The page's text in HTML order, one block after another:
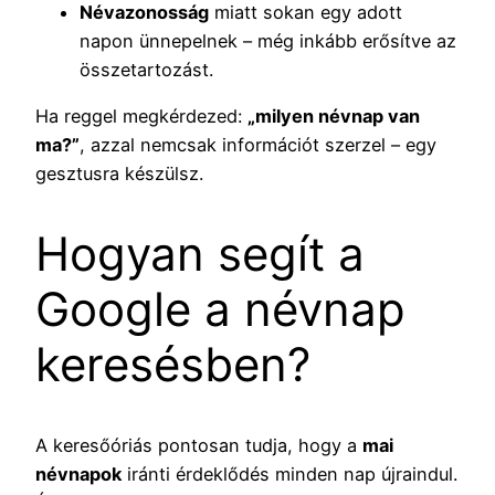
Névazonosság miatt sokan egy adott
napon ünnepelnek – még inkább erősítve az
összetartozást.
Ha reggel megkérdezed: „milyen névnap van
ma?”, azzal nemcsak információt szerzel – egy
gesztusra készülsz.
Hogyan segít a
Google a névnap
keresésben?
A keresőóriás pontosan tudja, hogy a mai
névnapok iránti érdeklődés minden nap újraindul.